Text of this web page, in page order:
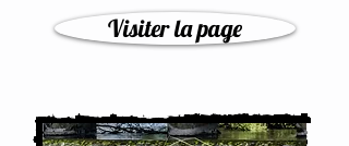
Visiter la page